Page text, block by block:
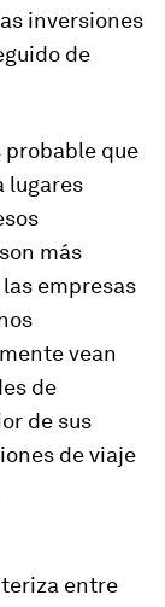
inversiones
de
probable que
lugares
más
empresas
vean
de
de sus
de viaje
entre